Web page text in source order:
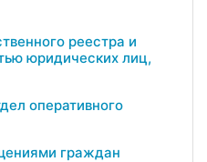
реестра и
юридических лиц,
оперативного
граждан